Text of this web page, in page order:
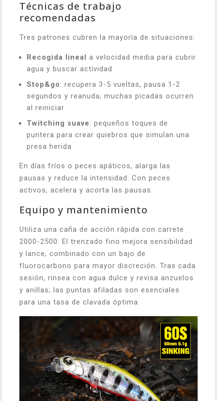
Técnicas de trabajo
recomendadas
Tres patrones cubren la mayoría de situaciones:
Recogida lineal a velocidad media para cubrir
agua y buscar actividad
Stop&go: recupera 3-5 vueltas, pausa 1-2
segundos y reanuda; muchas picadas ocurren
al reiniciar
Twitching suave: pequeños toques de
puntera para crear quiebros que simulan una
presa herida
En días fríos o peces apáticos, alarga las
pausas y reduce la intensidad. Con peces
activos, acelera y acorta las pausas.
Equipo y mantenimiento
Utiliza una caña de acción rápida con carrete
2000-2500. El trenzado fino mejora sensibilidad
y lance, combinado con un bajo de
fluorocarbono para mayor discreción. Tras cada
sesión, rinsea con agua dulce y revisa anzuelos
y anillas; las puntas afiladas son esenciales
para una tasa de clavada óptima.